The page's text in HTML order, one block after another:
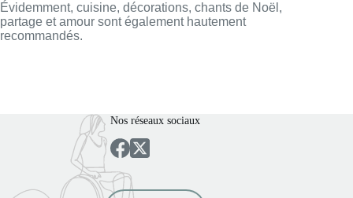
Évidemment, cuisine, décorations, chants de Noël,
partage et amour sont également hautement
recommandés.
Nos réseaux sociaux